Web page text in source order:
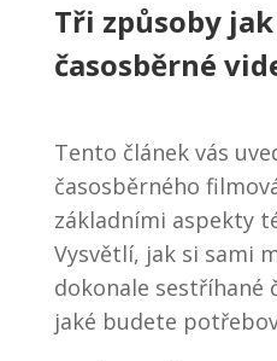
Tři způsoby
časosběrné
Tento článek vás
časosběrného
základními aspekty
Vysvětlí, jak si sami
dokonale sestříhané
jaké budete